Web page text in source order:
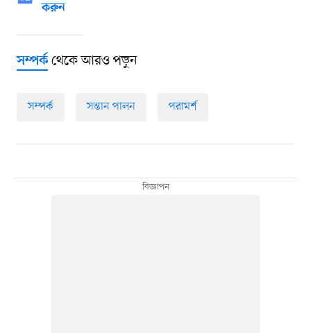
করুন
সম্পর্কথেকে আরও পড়ুন
সম্পর্ক সন্তান পালন পরামর্শ